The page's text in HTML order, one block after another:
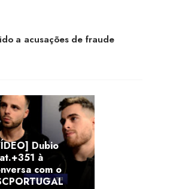
a acusações de fraude
Dubio
à
com o